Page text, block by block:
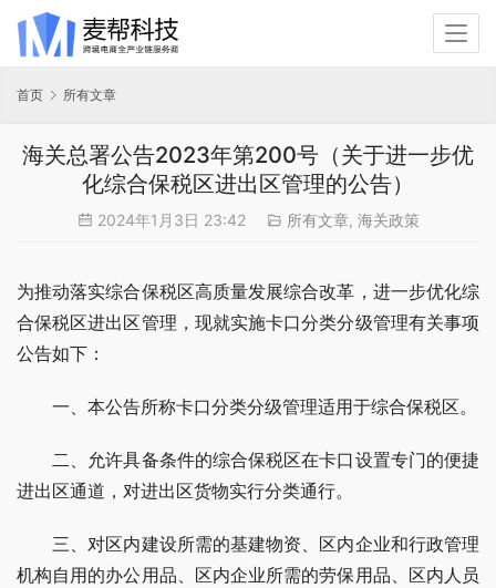
首页 所有文章
海关总署公告2023年第200号（关于进一步优
化综合保税区进出区管理的公告）
2024年1月3日 23:42 所有文章, 海关政策
为推动落实综合保税区高质量发展综合改革，进一步优化综
合保税区进出区管理，现就实施卡口分类分级管理有关事项
公告如下：
一、本公告所称卡口分类分级管理适用于综合保税区。
二、允许具备条件的综合保税区在卡口设置专门的便捷
进出区通道，对进出区货物实行分类通行。
三、对区内建设所需的基建物资、区内企业和行政管理
机构自用的办公用品、区内企业所需的劳保用品、区内人员